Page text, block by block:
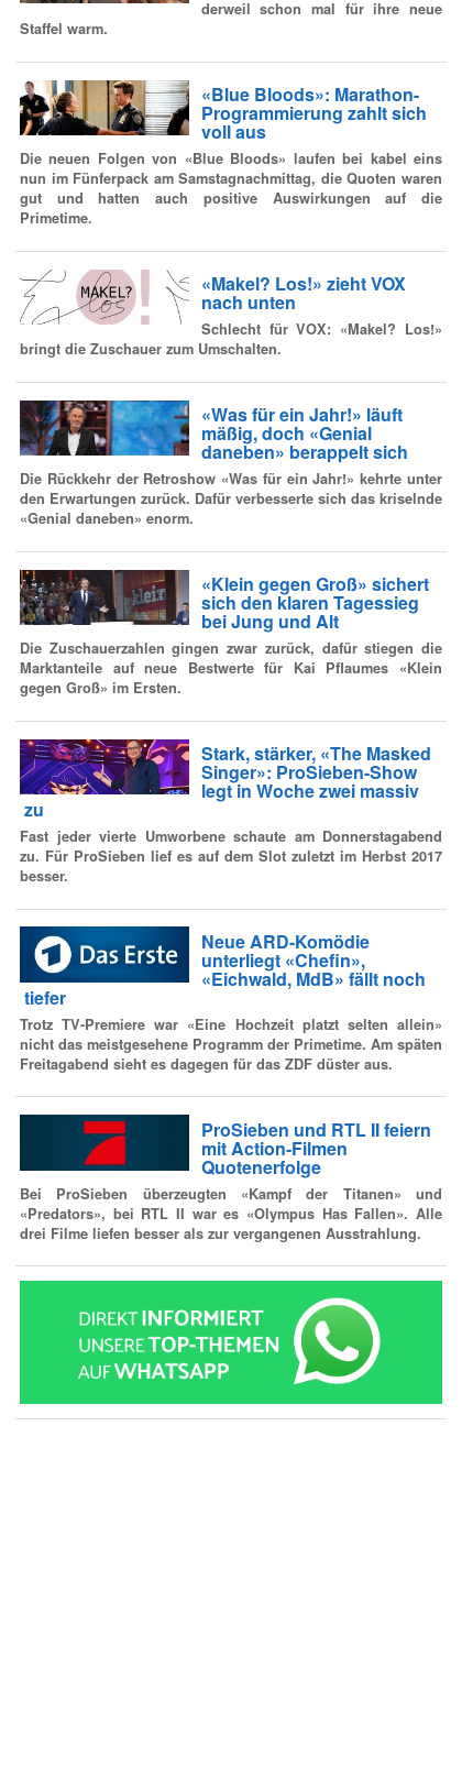
derweil schon mal für ihre neue
Staffel warm.
«Blue Bloods»: Marathon-
Programmierung zahlt sich
voll aus
Die neuen Folgen von «Blue Bloods» laufen bei kabel eins
nun im Fünferpack am Samstagnachmittag, die Quoten waren
gut und hatten auch positive Auswirkungen auf die
Primetime.
«Makel? Los!» zieht VOX
nach unten
Schlecht für VOX: «Makel? Los!»
bringt die Zuschauer zum Umschalten.
«Was für ein Jahr!» läuft
mäßig, doch «Genial
daneben» berappelt sich
Die Rückkehr der Retroshow «Was für ein Jahr!» kehrte unter
den Erwartungen zurück. Dafür verbesserte sich das kriselnde
«Genial daneben» enorm.
«Klein gegen Groß» sichert
sich den klaren Tagessieg
bei Jung und Alt
Die Zuschauerzahlen gingen zwar zurück, dafür stiegen die
Marktanteile auf neue Bestwerte für Kai Pflaumes «Klein
gegen Groß» im Ersten.
Stark, stärker, «The Masked
Singer»: ProSieben-Show
legt in Woche zwei massiv
zu
Fast jeder vierte Umworbene schaute am Donnerstagabend
zu. Für ProSieben lief es auf dem Slot zuletzt im Herbst 2017
besser.
Neue ARD-Komödie
unterliegt «Chefin»,
«Eichwald, MdB» fällt noch
tiefer
Trotz TV-Premiere war «Eine Hochzeit platzt selten allein»
nicht das meistgesehene Programm der Primetime. Am späten
Freitagabend sieht es dagegen für das ZDF düster aus.
ProSieben und RTL II feiern
mit Action-Filmen
Quotenerfolge
Bei ProSieben überzeugten «Kampf der Titanen» und
«Predators», bei RTL II war es «Olympus Has Fallen». Alle
drei Filme liefen besser als zur vergangenen Ausstrahlung.